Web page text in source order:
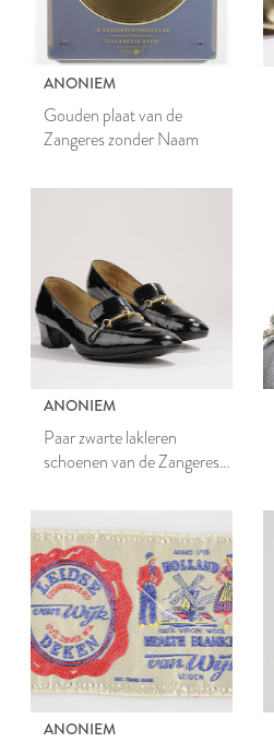
ANONIEM
Gouden plaat van de
Zangeres zonder Naam
ANONIEM
Paar zwarte lakleren
schoenen van de Zangeres
ANONIEM